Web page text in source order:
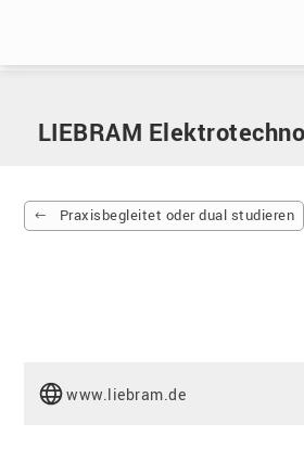
LIEBRAM
LIEBRAM
Praxisbegleitet oder dual studieren
www.liebram.de